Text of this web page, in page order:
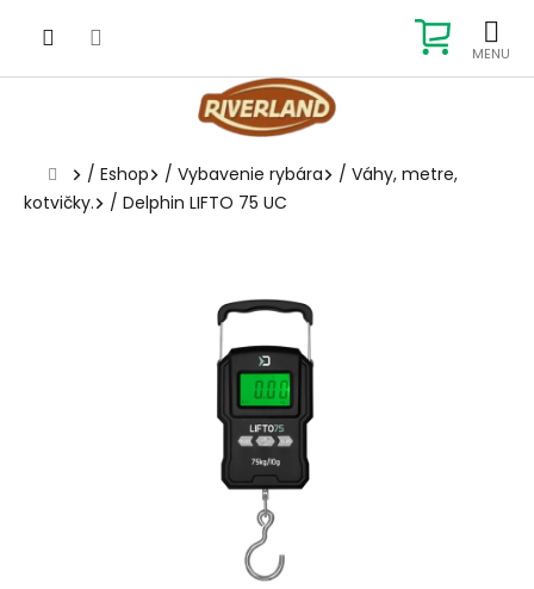
KOŠÍK
Domov
/ Eshop / Vybavenie rybára / Váhy, metre,
kotvičky.
/ Delphin LIFTO 75 UC